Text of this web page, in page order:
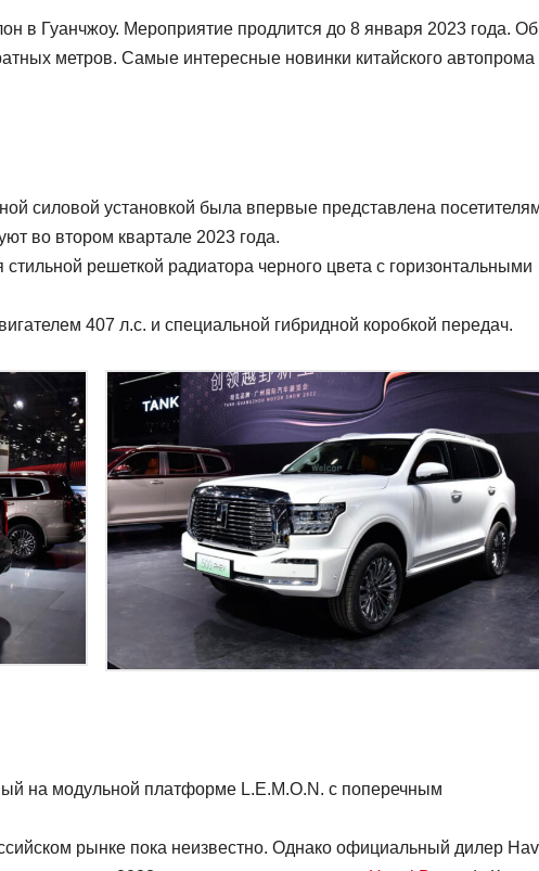
в Гуанчжоу. Мероприятие продлится до 8 января 2023 года.
метров. Самые интересные новинки китайского автопрома
силовой установкой была впервые представлена
во втором квартале 2023 года.
решеткой радиатора черного цвета с горизонтальными
407 л.с. и специальной гибридной коробкой передач.
на модульной платформе L.E.M.O.N. с поперечным
рынке пока неизвестно. Однако официальный дилер